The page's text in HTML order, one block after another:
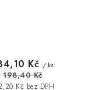
Kč bez DPH
Kč / ks
198,40 Kč